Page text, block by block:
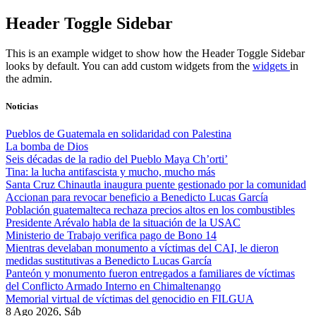
Skip
to
Header Toggle Sidebar
This is an example widget to show how the Header Toggle Sidebar
looks by default. You can add custom widgets from the widgets in
the admin.
Noticias
Pueblos de Guatemala en solidaridad con Palestina
La bomba de Dios
Seis décadas de la radio del Pueblo Maya Ch’orti’
Tina: la lucha antifascista y mucho, mucho más
Santa Cruz Chinautla inaugura puente gestionado por la comunidad
Accionan para revocar beneficio a Benedicto Lucas García
Población guatemalteca rechaza precios altos en los combustibles
Presidente Arévalo habla de la situación de la USAC
Ministerio de Trabajo verifica pago de Bono 14
Mientras develaban monumento a víctimas del CAI, le dieron
medidas sustitutivas a Benedicto Lucas García
Panteón y monumento fueron entregados a familiares de víctimas
del Conflicto Armado Interno en Chimaltenango
Memorial virtual de víctimas del genocidio en FILGUA
8 Ago 2026, Sáb